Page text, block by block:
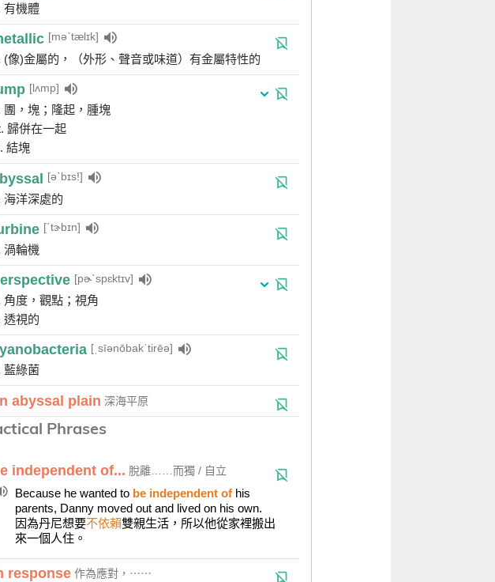
有機體
[məˋtælɪk]
(像)金屬的，（外形、聲音或味道）有金屬特性的
[lʌmp]
團，塊；隆起，腫塊
歸併在一起
結塊
[əˋbɪs!]
海洋深處的
[ˋtɝbɪn]
渦輪機
[pɚˋspɛktɪv]
角度，觀點；視角
透視的
[ˌsīənōbakˈtirēə]
藍綠菌
abyssal plain 深海平原
Phrases
independent of... 脫離……而獨 / 自立
Because he wanted to be independent of his
parents, Danny moved out and lived on his own.
因為丹尼想要不依賴雙親生活，所以他從家裡搬出
來一個人住。
response 作為應對，⋯⋯